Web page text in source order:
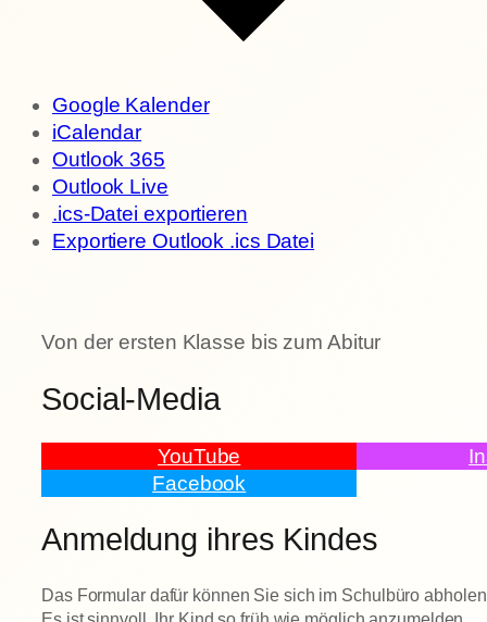
Google Kalender
iCalendar
Outlook 365
Outlook Live
.ics-Datei exportieren
Exportiere Outlook .ics Datei
Von der ersten Klasse bis zum Abitur
Social-Media
YouTube
Facebook
Anmeldung ihres Kindes
Das Formular dafür können Sie sich im Schulbüro